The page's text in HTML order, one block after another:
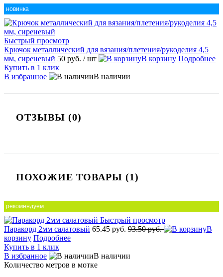
новинка
Быстрый просмотр
Крючок металлический для вязания/плетения/рукоделия 4,5
мм, сиреневый 50 руб. / шт В корзину Подробнее
Купить в 1 клик
В избранное
В наличии
ОТЗЫВЫ (0)
ПОХОЖИЕ ТОВАРЫ (1)
рекомендуем
Быстрый просмотр
Паракорд 2мм салатовый 65.45 руб. 93.50 руб.
В
корзину Подробнее
Купить в 1 клик
В избранное
В наличии
Количество метров в мотке